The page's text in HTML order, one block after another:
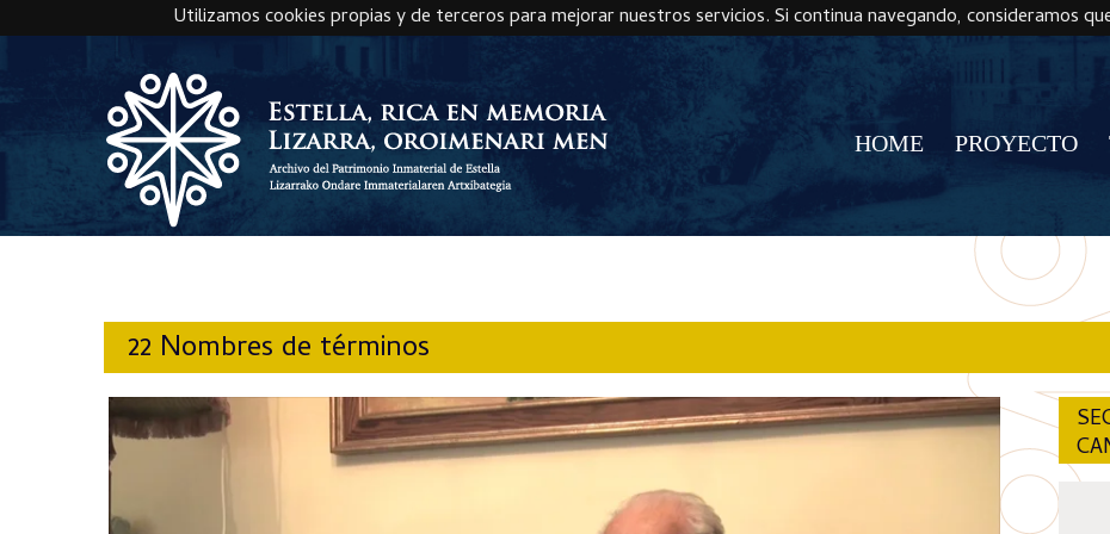
Utilizamos cookies propias y de terceros para mejorar nuestros servicios. Si continua navegando, consideramos
HOME PROYECTO
22 Nombres de términos